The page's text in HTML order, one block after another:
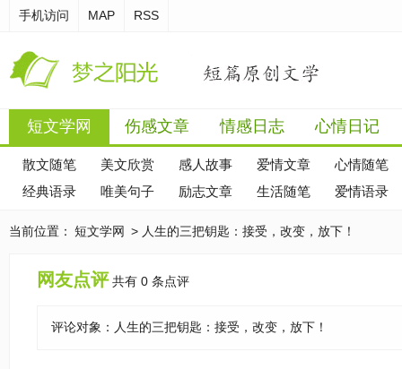
手机访问 MAP RSS
短文学网 伤感文章 情感日志 心情日记
散文随笔 美文欣赏 感人故事 爱情文章
心情随笔
经典语录
唯美句子 励志文章 生活随笔 爱情语录
当前位置： 短文学网 > 人生的三把钥匙：接受，改变，放下！
网友点评 共有 0 条点评
评论对象： 人生的三把钥匙：接受，改变，放下！